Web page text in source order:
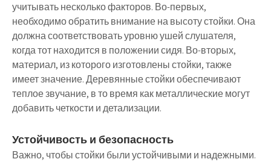
учитывать несколько факторов. Во-первых,
необходимо обратить внимание на высоту стойки. Она
должна соответствовать уровню ушей слушателя,
когда тот находится в положении сидя. Во-вторых,
материал, из которого изготовлены стойки, также
имеет значение. Деревянные стойки обеспечивают
теплое звучание, в то время как металлические могут
добавить четкости и детализации.
Устойчивость и безопасность
Важно, чтобы стойки были устойчивыми и надежными.